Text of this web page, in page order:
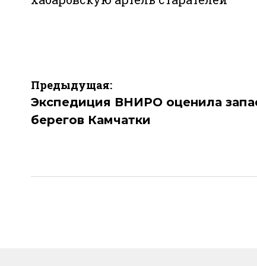
Навигация
по
записям
Предыдущая:
Экспедиция ВНИРО оценила
берегов Камчатки